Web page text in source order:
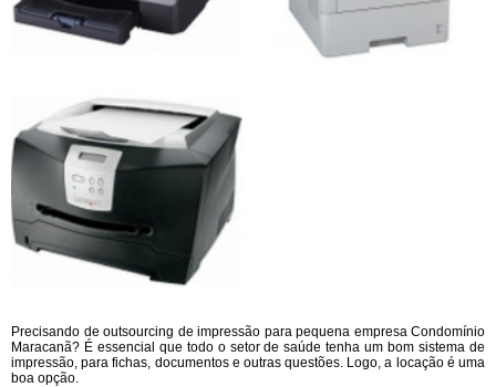
Precisando de outsourcing de impressão para pequena empresa Condomínio
Maracanã? É essencial que todo o setor de saúde tenha um bom sistema de
impressão, para fichas, documentos e outras questões. Logo, a locação é uma
boa opção.